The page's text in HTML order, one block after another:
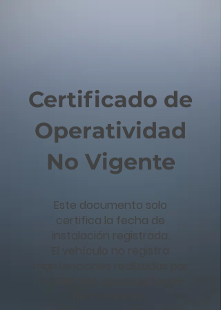
Certificado de
Operatividad
No Vigente
Este documento solo
certifica la fecha de
instalación registrada.
El vehículo no registra